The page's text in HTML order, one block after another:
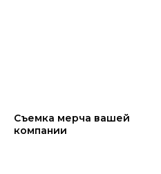
Съемка мерча вашей
компании